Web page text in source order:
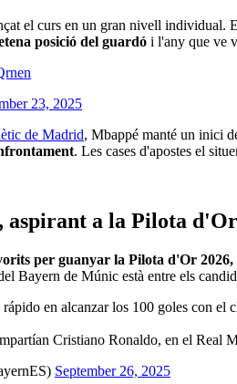
el curs en un gran nivell individual.
posició del guardó i l'any que ve
23, 2025
de Madrid, Mbappé manté un inici
. Les cases d'apostes el
a la Pilota
per guanyar la Pilota d'Or
Bayern de Múnic està entre els
en alcanzar los 100 goles con el
Cristiano Ronaldo, en el
September 26, 2025